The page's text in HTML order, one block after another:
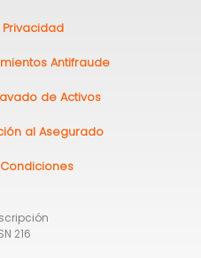
Privacidad
Antifraude
de Activos
al Asegurado
216